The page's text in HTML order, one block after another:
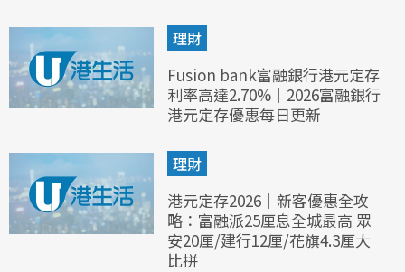
理財
Fusion bank富融銀行港元定存
利率高達2.70%｜2026富融銀行
港元定存優惠每日更新
理財
港元定存2026｜新客優惠全攻
略：富融派25厘息全城最高 眾
安20厘/建行12厘/花旗4.3厘大
比拼